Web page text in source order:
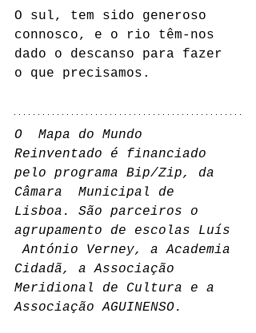
O sul, tem sido generoso
connosco, e o rio têm-nos
dado o descanso para fazer
o que precisamos.
O  Mapa do Mundo
Reinventado é financiado
pelo programa Bip/Zip, da
Câmara  Municipal de
Lisboa. São parceiros o
agrupamento de escolas Luís
António Verney, a Academia
Cidadã, a Associação
Meridional de Cultura e a
Associação AGUINENSO.